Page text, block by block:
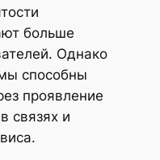
больше
Однако
способны
проявление
связях и